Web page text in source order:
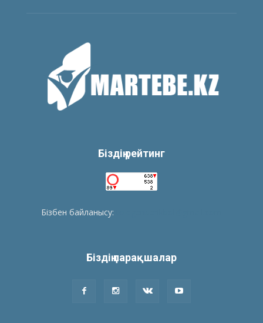
Біздің рейтинг
Бізбен байланысу:
Біздің парақшалар